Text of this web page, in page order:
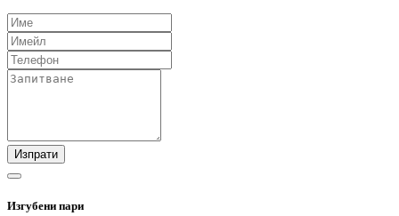
Изпрати
Изгубени пари